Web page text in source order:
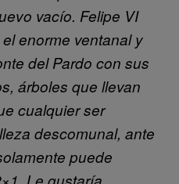
vacío. Felipe VI
enorme ventanal y
del Pardo con sus
árboles que llevan
cualquier ser
descomunal, ante
puede
Le gustaría